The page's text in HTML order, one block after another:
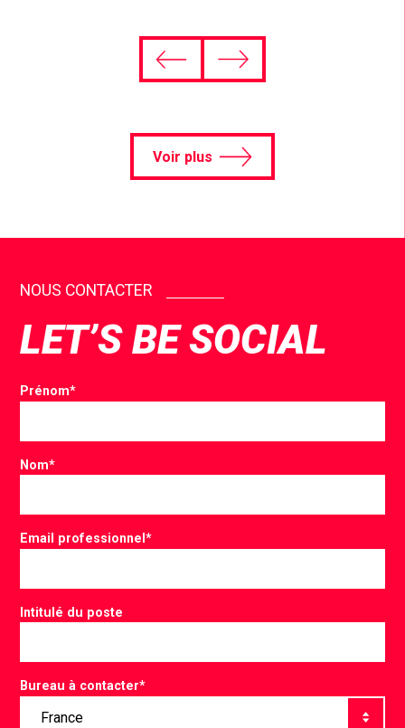
Voir plus
NOUS CONTACTER
LET’S BE SOCIAL
Prénom*
Nom*
Email professionnel*
Intitulé du poste
Bureau à contacter*